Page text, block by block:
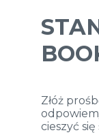
Złóż
cieszyć